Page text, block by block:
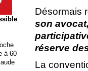
Désormais
son
réserve
La
à 60